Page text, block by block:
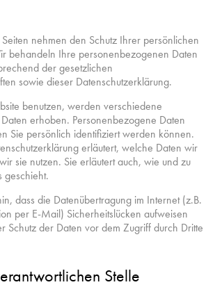
nehmen den Schutz Ihrer persönlichen
behandeln Ihre personenbezogenen Daten
der gesetzlichen
sowie dieser Datenschutzerklärung.
benutzen, werden verschiedene
erhoben. Personenbezogene Daten
Sie persönlich identifiziert werden können.
erläutert, welche Daten wir
sie nutzen. Sie erläutert auch, wie und zu
geschieht.
dass die Datenübertragung im Internet (z.B.
per E-Mail) Sicherheitslücken aufweisen
Schutz der Daten vor dem Zugriff durch Dritte
Stelle